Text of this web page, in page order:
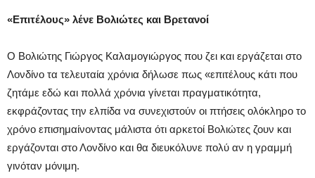
«Επιτέλους» λένε Βολιώτες και Βρετανοί
Ο Βολιώτης Γιώργος Καλαμογιώργος που ζει και εργάζεται στο
Λονδίνο τα τελευταία χρόνια δήλωσε πως «επιτέλους κάτι που
ζητάμε εδώ και πολλά χρόνια γίνεται πραγματικότητα,
εκφράζοντας την ελπίδα να συνεχιστούν οι πτήσεις ολόκληρο το
χρόνο επισημαίνοντας μάλιστα ότι αρκετοί Βολιώτες ζουν και
εργάζονται στο Λονδίνο και θα διευκόλυνε πολύ αν η γραμμή
γινόταν μόνιμη.